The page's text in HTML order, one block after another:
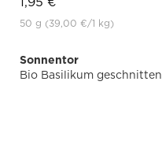
50 g (39,00 €/1 kg)
Sonnentor
Bio Basilikum geschnitten